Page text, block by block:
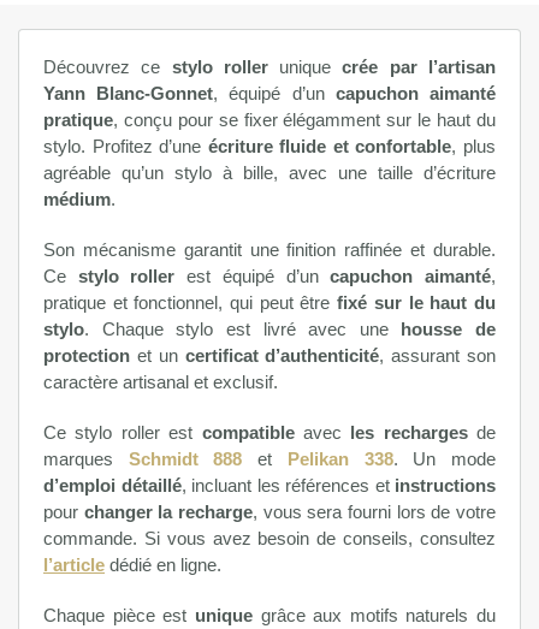
Découvrez ce stylo roller unique crée par l’artisan
Yann Blanc-Gonnet, équipé d’un capuchon aimanté
pratique, conçu pour se fixer élégamment sur le haut du
stylo. Profitez d’une écriture fluide et confortable, plus
agréable qu’un stylo à bille, avec une taille d’écriture
médium.
Son mécanisme garantit une finition raffinée et durable.
Ce stylo roller est équipé d’uncapuchon aimanté,
pratique et fonctionnel, qui peut êtrefixé sur le haut du
stylo. Chaque stylo est livré avec une housse de
protection et un certificat d’authenticité, assurant son
caractère artisanal et exclusif.
Ce stylo roller est compatibleavec les rechargesde
marques Schmidt 888 et Pelikan 338. Un mode
d’emploi détaillé, incluant les références et instructions
pour changer la recharge, vous sera fourni lors de votre
commande. Si vous avez besoin de conseils, consultez
l’article dédié en ligne.
Chaque pièce est uniquegrâce aux motifs naturels du